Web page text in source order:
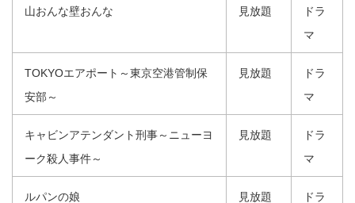
山おんな壁おんな 見放題
ドラ
マ
TOKYOエアポート～東京空港管制保
安部～
見放題
ドラ
マ
キャビンアテンダント刑事～ニューヨ
ーク殺人事件～
見放題
ドラ
マ
ルパンの娘 見放題 ドラ